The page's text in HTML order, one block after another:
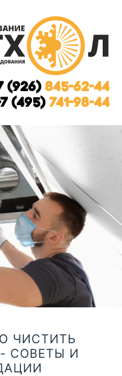
(926)845-62-44
(495)741-98-44
ЧИСТИТЬ
СОВЕТЫ И